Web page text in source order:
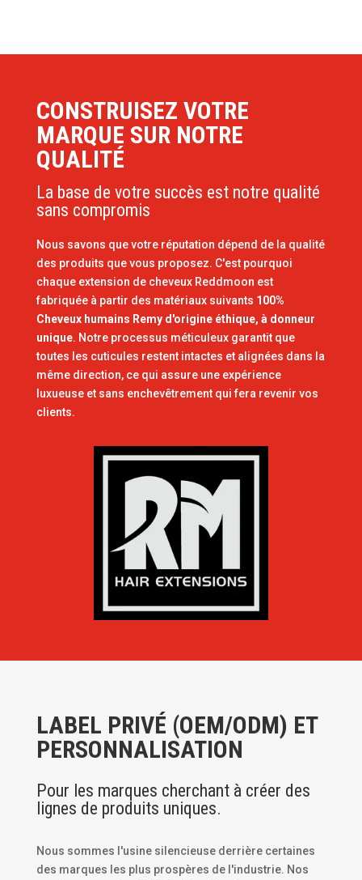
CONSTRUISEZ VOTRE
MARQUE SUR NOTRE
QUALITÉ
La base de votre succès est notre qualité
sans compromis
Nous savons que votre réputation dépend de la qualité
des produits que vous proposez. C'est pourquoi
chaque extension de cheveux Reddmoon est
fabriquée à partir des matériaux suivants 100%
Cheveux humains Remy d'origine éthique, à donneur
unique. Notre processus méticuleux garantit que
toutes les cuticules restent intactes et alignées dans la
même direction, ce qui assure une expérience
luxueuse et sans enchevêtrement qui fera revenir vos
clients.
LABEL PRIVÉ (OEM/ODM) ET
PERSONNALISATION
Pour les marques cherchant à créer des
lignes de produits uniques.
Nous sommes l'usine silencieuse derrière certaines
des marques les plus prospères de l'industrie. Nos